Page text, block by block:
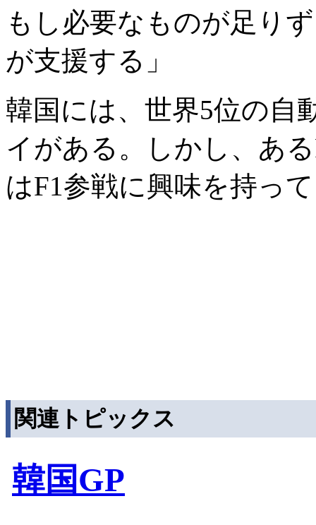
もし必要なものが足り
が支援する」
韓国には、世界5位の自
イがある。しかし、あ
はF1参戦に興味を持っ
関連トピックス
韓国GP